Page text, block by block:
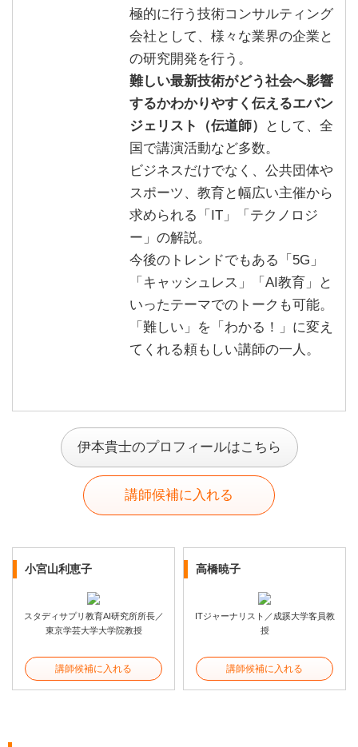
極的に行う技術コンサルティング
会社として、様々な業界の企業と
の研究開発を行う。
難しい最新技術がどう社会へ影響
するかわかりやすく伝えるエバン
ジェリスト（伝道師）
として、全
国で講演活動など多数。
ビジネスだけでなく、公共団体や
スポーツ、教育と幅広い主催から
求められる「IT」「テクノロジ
ー」の解説。
今後のトレンドでもある「5G」
「キャッシュレス」「AI教育」と
いったテーマでのトークも可能。
「難しい」を「わかる！」に変え
てくれる頼もしい講師の一人。
伊本貴士のプロフィールはこちら
講師候補に入れる
小宮山利恵子
スタディサプリ教育AI研究所所長／
東京学芸大学大学院教授
講師候補に入れる
高橋暁子
ITジャーナリスト／成蹊大学客員教
授
講師候補に入れる